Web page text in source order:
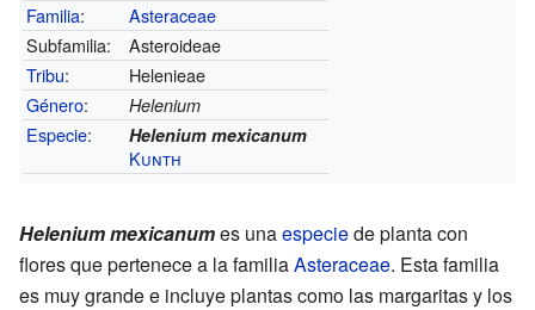
Familia:
Asteraceae
Subfamilia:
Asteroideae
Tribu:
Helenieae
Género: Helenium
Especie: Helenium mexicanum
Kunth
Helenium mexicanumes unaespeciede planta con
flores que pertenece a la familiaAsteraceae. Esta familia
es muy grande e incluye plantas como las margaritas y los